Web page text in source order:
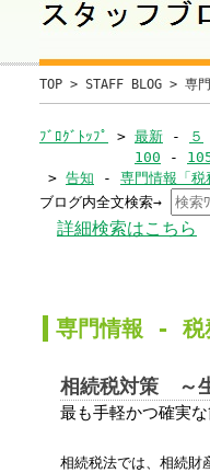
当サイト
TOP > STAFF BLOG > 専
ﾌﾞﾛｸﾞﾄｯﾌﾟ > 最新 - ５
100 -
> 告知 - 専門情報「税
ブログ内全文検索→
詳細検索はこちら
専門情報 - 税
相続税対策 ～
最も手軽かつ確実
相続税法では、相続財